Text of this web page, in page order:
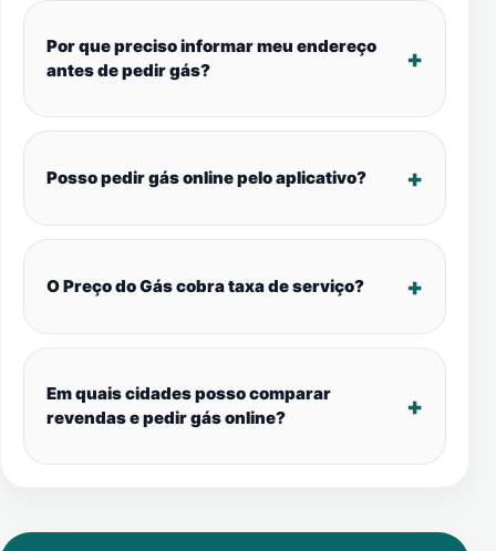
Por que preciso informar meu endereço
antes de pedir gás?
Posso pedir gás online pelo aplicativo?
O Preço do Gás cobra taxa de serviço?
Em quais cidades posso comparar
revendas e pedir gás online?